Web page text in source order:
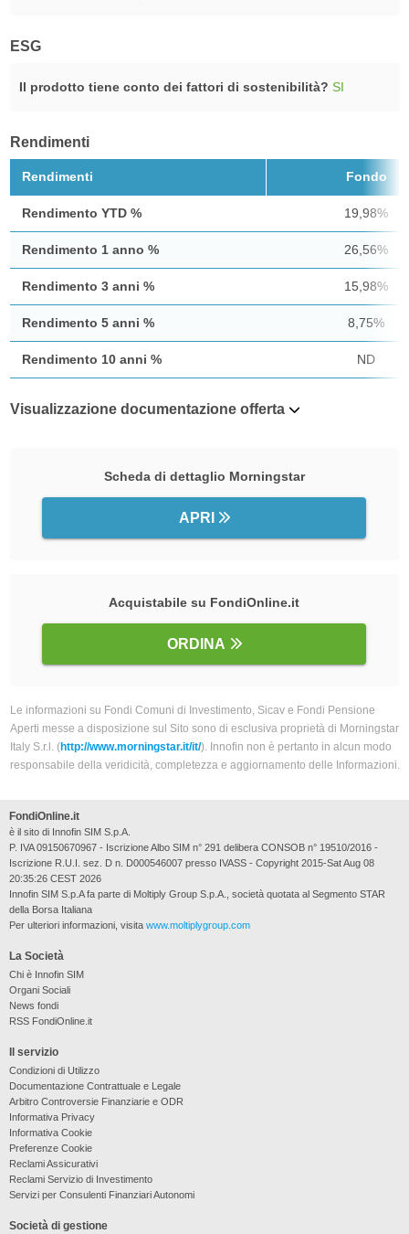
ESG
Il prodotto tiene conto dei fattori di sostenibilità? SI
Rendimenti
Rendimenti Fondo
Rendimento YTD % 19,98%
Rendimento 1 anno % 26,56%
Rendimento 3 anni % 15,98%
Rendimento 5 anni % 8,75%
Rendimento 10 anni % ND
Visualizzazione documentazione offerta
Scheda di dettaglio Morningstar
APRI
Acquistabile su FondiOnline.it
ORDINA
Le informazioni su Fondi Comuni di Investimento, Sicav e Fondi Pensione
Aperti messe a disposizione sul Sito sono di esclusiva proprietà di Morningstar
Italy S.r.l. (http://www.morningstar.it/it/). Innofin non è pertanto in alcun modo
responsabile della veridicità, completezza e aggiornamento delle Informazioni.
La Società
Chi è Innofin SIM
Organi Sociali
News fondi
RSS FondiOnline.it
Il servizio
Condizioni di Utilizzo
Documentazione Contrattuale e Legale
Arbitro Controversie Finanziarie e ODR
Informativa Privacy
Informativa Cookie
Preferenze Cookie
Reclami Assicurativi
Reclami Servizio di Investimento
Servizi per Consulenti Finanziari Autonomi
Società di gestione
FondiOnline.it
è il sito di Innofin SIM S.p.A.
P. IVA 09150670967 - Iscrizione Albo SIM n° 291 delibera CONSOB n° 19510/2016 -
Iscrizione R.U.I. sez. D n. D000546007 presso IVASS - Copyright 2015-Sat Aug 08
20:35:26 CEST 2026
Innofin SIM S.p.A fa parte di Moltiply Group S.p.A., società quotata al Segmento STAR
della Borsa Italiana
Per ulteriori informazioni, visita www.moltiplygroup.com